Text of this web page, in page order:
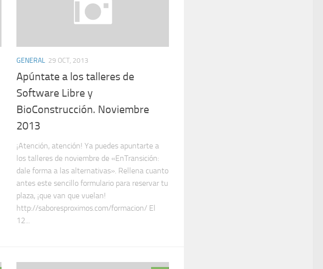
GENERAL 29 OCT, 2013
Apúntate a los talleres de
Software Libre y
BioConstrucción. Noviembre
2013
¡Atención, atención! Ya puedes apuntarte a
los talleres de noviembre de «EnTransición:
dale forma a las alternativas». Rellena cuanto
antes este sencillo formulario para reservar tu
plaza, ¡que van que vuelan!
http://saboresproximos.com/formacion/ El
12...